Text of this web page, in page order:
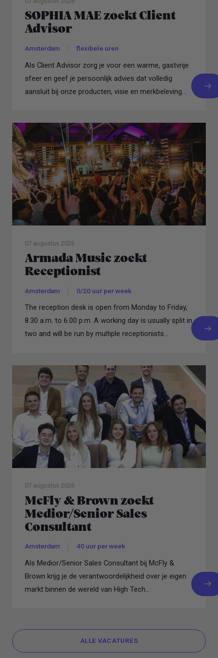
SOPHIA MAE zoekt Client
Advisor
Amsterdam flexibele uren
Als Client Advisor zorg je voor een warme, gastvrije
sfeer en geef je persoonlijk advies dat volledig
aansluit bij onze producten, visie en merkbeleving...
07 augustus 2026
Armada Music zoekt
Receptionist
Amsterdam 0/20 uur per week
The reception desk is open from Monday to Friday,
8.30 a.m. to 6.00 p.m. A working day is usually split in
two and will be run by multiple receptionists...
07 augustus 2026
McFly & Brown zoekt
Medior/Senior Sales
Consultant
Amsterdam 40 uur per week
Als Medior/Senior Sales Consultant bij McFly &
Brown krijg je de verantwoordelijkheid over je eigen
markt binnen de wereld van High Tech...
ALLE VACATURES